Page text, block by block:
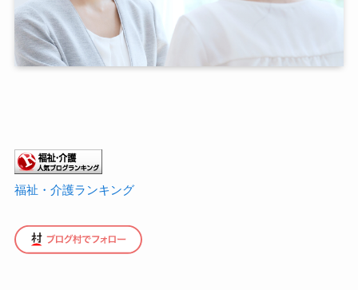
福祉・介護ランキング